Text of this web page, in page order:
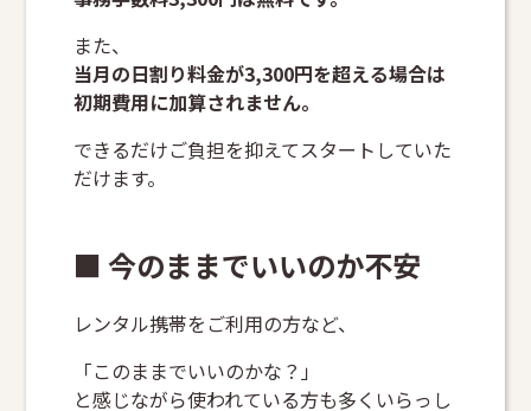
また、
当月の日割り料金が3,300円を超える場合は
初期費用に加算されません。
できるだけご負担を抑えてスタートしていた
だけます。
■ 今のままでいいのか不安
レンタル携帯をご利用の方など、
「このままでいいのかな？」
と感じながら使われている方も多くいらっし